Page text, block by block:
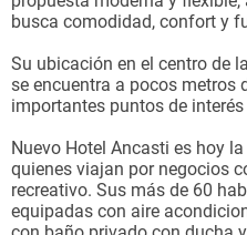
busca comodidad, confort y
Su ubicación en el centro de
se encuentra a pocos metros
importantes puntos de
Nuevo Hotel Ancasti es hoy
quienes viajan por negocios
recreativo. Sus más de 60
equipadas con aire